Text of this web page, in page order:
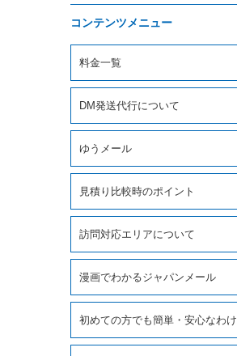
コンテンツメニュー
料金一覧
DM発送代行について
ゆうメール
見積り比較時のポイント
訪問対応エリアについて
漫画でわかるジャパンメール
初めての方でも簡単・安心なわけ